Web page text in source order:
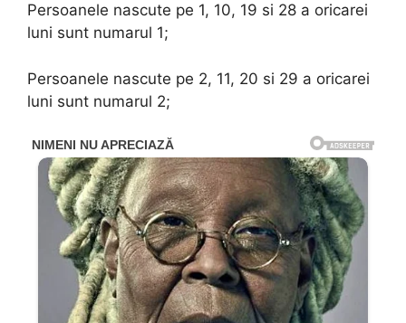
Persoanele nascute pe 1, 10, 19 si 28 a oricarei
luni sunt numarul 1;
Persoanele nascute pe 2, 11, 20 si 29 a oricarei
luni sunt numarul 2;